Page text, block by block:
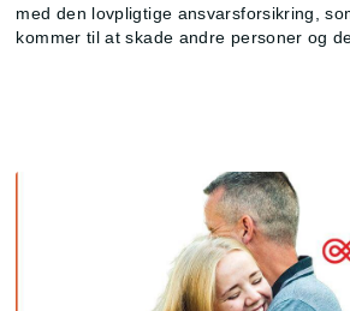
med den lovpligtige ansvarsforsikring,
kommer til at skade andre personer og